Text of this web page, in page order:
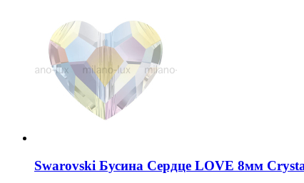
Swarovski Бусина Сердце LOVE 8мм